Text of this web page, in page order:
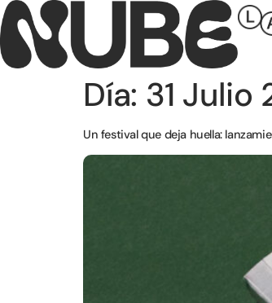
Día: 31 Julio
Un festival que deja huella: